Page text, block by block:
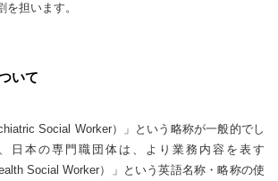
担います。
いて
Social Worker）」という略称が一般的でし
日本の専門職団体は、より業務内容を表す
Social Worker）」という英語名称・略称の使